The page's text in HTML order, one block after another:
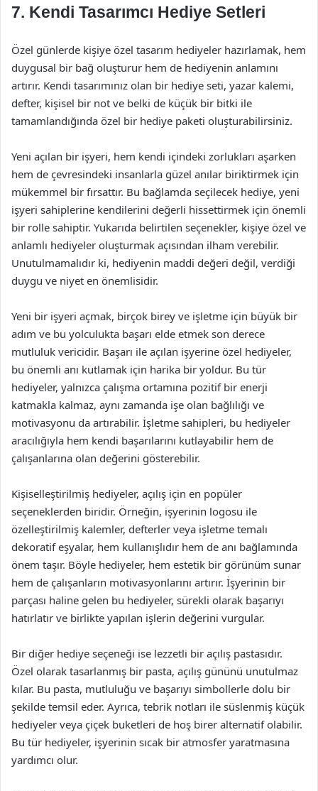
7. Kendi Tasarımcı Hediye Setleri
Özel günlerde kişiye özel tasarım hediyeler hazırlamak, hem
duygusal bir bağ oluşturur hem de hediyenin anlamını
artırır. Kendi tasarımınız olan bir hediye seti, yazar kalemi,
defter, kişisel bir not ve belki de küçük bir bitki ile
tamamlandığında özel bir hediye paketi oluşturabilirsiniz.
Yeni açılan bir işyeri, hem kendi içindeki zorlukları aşarken
hem de çevresindeki insanlarla güzel anılar biriktirmek için
mükemmel bir fırsattır. Bu bağlamda seçilecek hediye, yeni
işyeri sahiplerine kendilerini değerli hissettirmek için önemli
bir rolle sahiptir. Yukarıda belirtilen seçenekler, kişiye özel ve
anlamlı hediyeler oluşturmak açısından ilham verebilir.
Unutulmamalıdır ki, hediyenin maddi değeri değil, verdiği
duygu ve niyet en önemlisidir.
Yeni bir işyeri açmak, birçok birey ve işletme için büyük bir
adım ve bu yolculukta başarı elde etmek son derece
mutluluk vericidir. Başarı ile açılan işyerine özel hediyeler,
bu önemli anı kutlamak için harika bir yoldur. Bu tür
hediyeler, yalnızca çalışma ortamına pozitif bir enerji
katmakla kalmaz, aynı zamanda işe olan bağlılığı ve
motivasyonu da artırabilir. İşletme sahipleri, bu hediyeler
aracılığıyla hem kendi başarılarını kutlayabilir hem de
çalışanlarına olan değerini gösterebilir.
Kişiselleştirilmiş hediyeler, açılış için en popüler
seçeneklerden biridir. Örneğin, işyerinin logosu ile
özelleştirilmiş kalemler, defterler veya işletme temalı
dekoratif eşyalar, hem kullanışlıdır hem de anı bağlamında
önem taşır. Böyle hediyeler, hem estetik bir görünüm sunar
hem de çalışanların motivasyonlarını artırır. İşyerinin bir
parçası haline gelen bu hediyeler, sürekli olarak başarıyı
hatırlatır ve birlikte yapılan işlerin değerini vurgular.
Bir diğer hediye seçeneği ise lezzetli bir açılış pastasıdır.
Özel olarak tasarlanmış bir pasta, açılış gününü unutulmaz
kılar. Bu pasta, mutluluğu ve başarıyı simbollerle dolu bir
şekilde temsil eder. Ayrıca, tebrik notları ile süslenmiş küçük
hediyeler veya çiçek buketleri de hoş birer alternatif olabilir.
Bu tür hediyeler, işyerinin sıcak bir atmosfer yaratmasına
yardımcı olur.